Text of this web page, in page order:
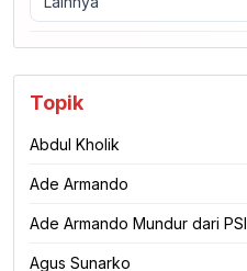
Topik
Abdul Kholik
Ade Armando
Ade Armando Mundur dari PSI
Agus Sunarko